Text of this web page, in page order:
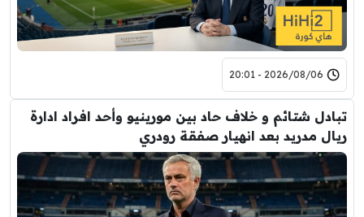
2026/08/06 - 20:01
تبادل شتائم و خلاف حاد بين مورينيو وأحد افراد ادارة
ريال مدريد بعد انهيار صفقة رودري